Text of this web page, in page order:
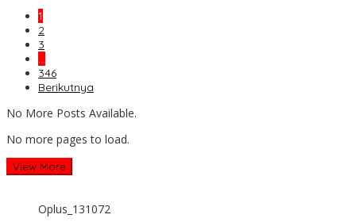
1
2
3
…
346
Berikutnya
No More Posts Available.
No more pages to load.
View More
Oplus_131072